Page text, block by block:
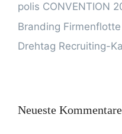
polis CONVENTION
Branding Firmenflotte
Drehtag Recruiting-
Neueste Kommentare